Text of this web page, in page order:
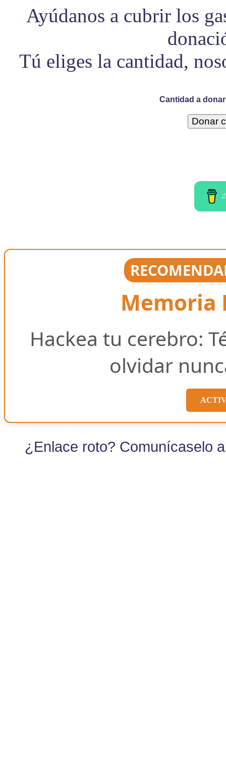
Ayúdanos a cubrir los
Tú eliges la cantidad,
Cantidad a
Memoria
Hackea tu cerebro:
olvidar
¿Enlace roto? Comunícaselo